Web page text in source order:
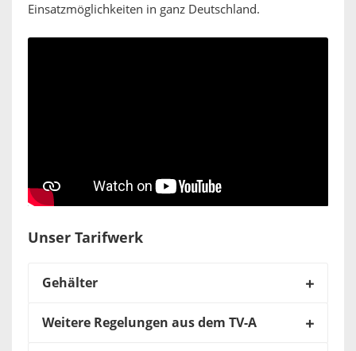
Einsatzmöglichkeiten in ganz Deutschland.
Unser Tarifwerk
Gehälter
Weitere Regelungen aus dem TV-A